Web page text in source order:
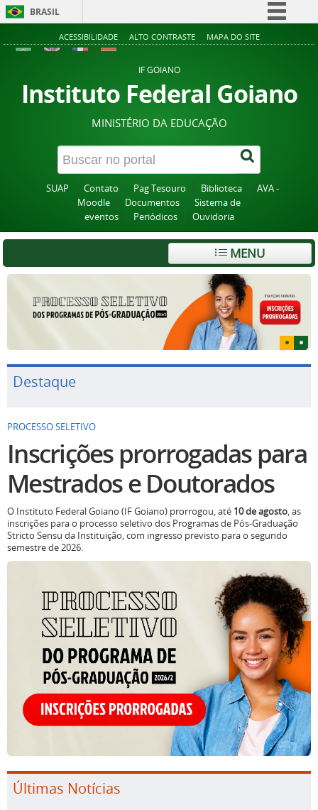
BRASIL
Simplifique!
Acesso à informação
Legislação
Canais
ACESSIBILIDADE ALTO CONTRASTE MAPA DO SITE
IF GOIANO
Instituto Federal Goiano
MINISTÉRIO DA EDUCAÇÃO
SUAP Contato Pag Tesouro Biblioteca
AVA -
Moodle
Documentos
Sistema de
eventos
Periódicos Ouvidoria
MENU
Destaque
PROCESSO SELETIVO
Inscrições prorrogadas para
Mestrados e Doutorados
O Instituto Federal Goiano (IF Goiano) prorrogou, até 10 de agosto, as
inscrições para o processo seletivo dos Programas de Pós-Graduação
Stricto Sensu da Instituição, com ingresso previsto para o segundo
semestre de 2026.
Últimas Notícias